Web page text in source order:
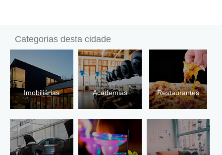
Categorias desta cidade
Imobiliárias Academias Restaurantes